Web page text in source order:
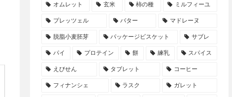
オムレット 玄米 柿の種 ミルフィーユ
プレッツェル バター マドレーヌ
脱脂小麦胚芽 パッケージビスケット サブレ
パイ プロテイン 餅 練乳 スパイス
えびせん タブレット コーヒー
フィナンシェ ラスク ガレット